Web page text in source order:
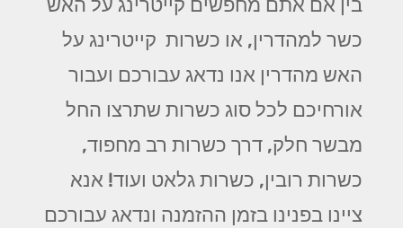
כשר למהדרין, או כשרות קייטרינג על
האש מהדרין אנו נדאג עבורכם ועבור
אורחיכם לכל סוג כשרות שתרצו החל
מבשר חלק, דרך כשרות רב מחפוד,
כשרות רובין, כשרות גלאט ועוד! אנא
ציינו בפנינו בזמן ההזמנה ונדאג עבורכם